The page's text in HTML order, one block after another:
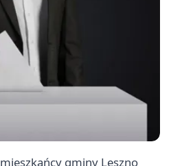
mieszkańcy gminy Leszno